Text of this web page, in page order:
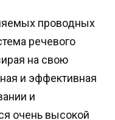
проводных
речевого
на свою
и эффективная
и
очень высокой